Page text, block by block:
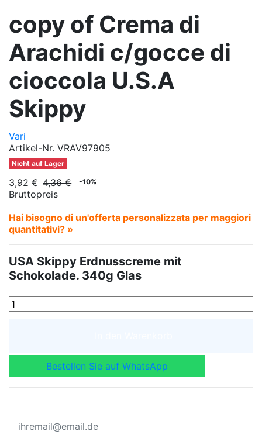
copy of Crema di
Arachidi c/gocce di
cioccola U.S.A
Skippy
Vari
Artikel-Nr. VRAV97905
Nicht auf Lager
3,92 € 4,36 € -10%
Bruttopreis
Hai bisogno di un'offerta personalizzata per maggiori
quantitativi? »
USA Skippy Erdnusscreme mit
Schokolade. 340g Glas
Bestellen Sie auf WhatsApp